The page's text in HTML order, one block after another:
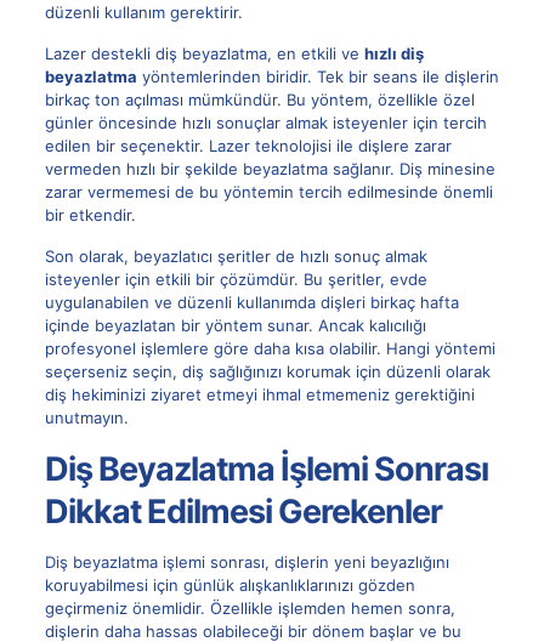
düzenli kullanım gerektirir.
Lazer destekli diş beyazlatma, en etkili ve hızlı diş
beyazlatma yöntemlerinden biridir. Tek bir seans ile dişlerin
birkaç ton açılması mümkündür. Bu yöntem, özellikle özel
günler öncesinde hızlı sonuçlar almak isteyenler için tercih
edilen bir seçenektir. Lazer teknolojisi ile dişlere zarar
vermeden hızlı bir şekilde beyazlatma sağlanır. Diş minesine
zarar vermemesi de bu yöntemin tercih edilmesinde önemli
bir etkendir.
Son olarak, beyazlatıcı şeritler de hızlı sonuç almak
isteyenler için etkili bir çözümdür. Bu şeritler, evde
uygulanabilen ve düzenli kullanımda dişleri birkaç hafta
içinde beyazlatan bir yöntem sunar. Ancak kalıcılığı
profesyonel işlemlere göre daha kısa olabilir. Hangi yöntemi
seçerseniz seçin, diş sağlığınızı korumak için düzenli olarak
diş hekiminizi ziyaret etmeyi ihmal etmemeniz gerektiğini
unutmayın.
Diş Beyazlatma İşlemi Sonrası
Dikkat Edilmesi Gerekenler
Diş beyazlatma işlemi sonrası, dişlerin yeni beyazlığını
koruyabilmesi için günlük alışkanlıklarınızı gözden
geçirmeniz önemlidir. Özellikle işlemden hemen sonra,
dişlerin daha hassas olabileceği bir dönem başlar ve bu